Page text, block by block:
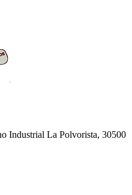
Industrial La Polvorista, 30500